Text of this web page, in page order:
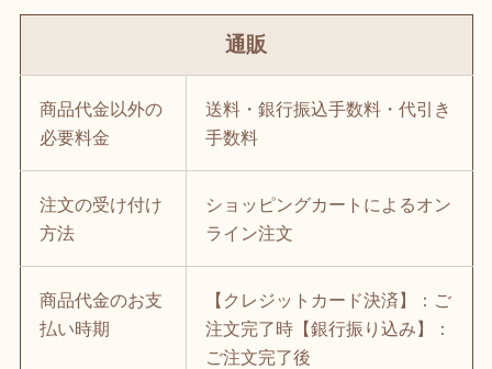
通販
商品代金以外の
必要料金
送料・銀行振込手数料・代引き
手数料
注文の受け付け
方法
ショッピングカートによるオン
ライン注文
商品代金のお支
払い時期
【クレジットカード決済】：ご
注文完了時【銀行振り込み】：
ご注文完了後